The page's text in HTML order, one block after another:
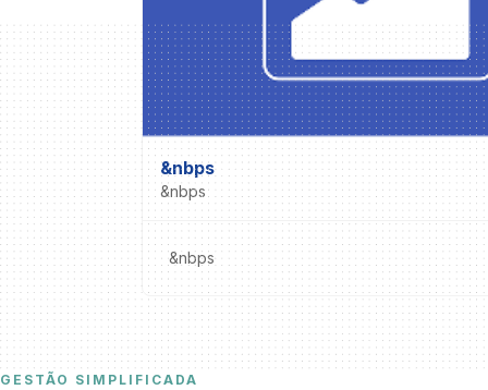
&nbps
&nbps
&nbps
GESTÃO SIMPLIFICADA